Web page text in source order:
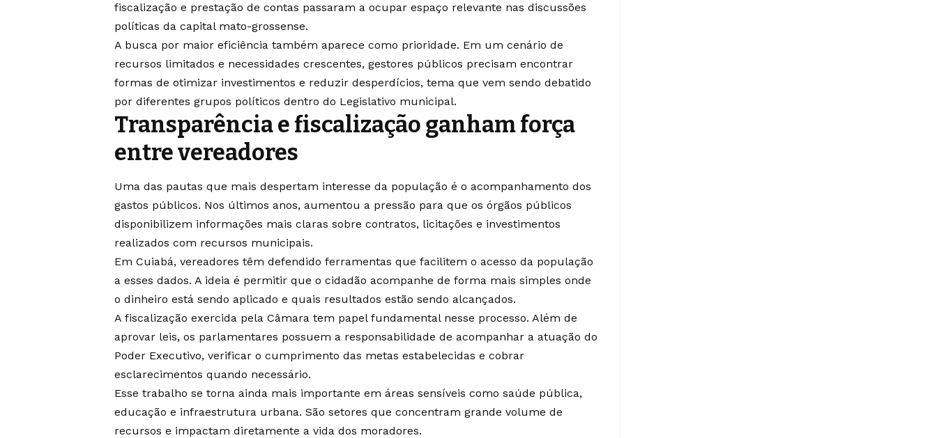
fiscalização e prestação de contas passaram a ocupar espaço relevante nas discussões
políticas da capital mato-grossense.
A busca por maior eficiência também aparece como prioridade. Em um cenário de
recursos limitados e necessidades crescentes, gestores públicos precisam encontrar
formas de otimizar investimentos e reduzir desperdícios, tema que vem sendo debatido
por diferentes grupos políticos dentro do Legislativo municipal.
Transparência e fiscalização ganham força
entre vereadores
Uma das pautas que mais despertam interesse da população é o acompanhamento dos
gastos públicos. Nos últimos anos, aumentou a pressão para que os órgãos públicos
disponibilizem informações mais claras sobre contratos, licitações e investimentos
realizados com recursos municipais.
Em Cuiabá, vereadores têm defendido ferramentas que facilitem o acesso da população
a esses dados. A ideia é permitir que o cidadão acompanhe de forma mais simples onde
o dinheiro está sendo aplicado e quais resultados estão sendo alcançados.
A fiscalização exercida pela Câmara tem papel fundamental nesse processo. Além de
aprovar leis, os parlamentares possuem a responsabilidade de acompanhar a atuação do
Poder Executivo, verificar o cumprimento das metas estabelecidas e cobrar
esclarecimentos quando necessário.
Esse trabalho se torna ainda mais importante em áreas sensíveis como saúde pública,
educação e infraestrutura urbana. São setores que concentram grande volume de
recursos e impactam diretamente a vida dos moradores.